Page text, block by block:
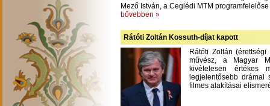
Mező István, a Ceglédi MTM programfelelőse
bővebben »
Rátóti Zoltán Kossuth-díjat kapott
Rátóti Zoltán
művész, a Magyar
kivételesen értékes
legjelentősebb drámai
filmes alakításai